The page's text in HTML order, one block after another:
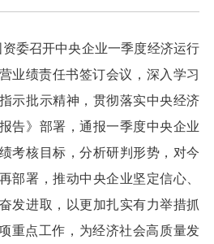
委召开中央企业一季度经济运行
业绩责任书签订会议，深入学习
示批示精神，贯彻落实中央经济
告》部署，通报一季度中央企业
考核目标，分析研判形势，对今
部署，推动中央企业坚定信心、
发进取，以更加扎实有力举措抓
重点工作，为经济社会高质量发